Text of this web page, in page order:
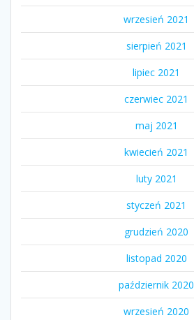
wrzesień 2021
sierpień 2021
lipiec 2021
czerwiec 2021
maj 2021
kwiecień 2021
luty 2021
styczeń 2021
grudzień 2020
listopad 2020
październik 2020
wrzesień 2020